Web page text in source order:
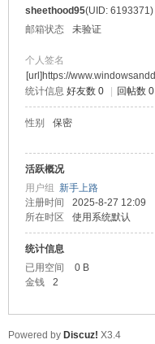
sheethood95(UID: 6193371)
邮箱状态
未验证
个人签名
[url]https://
统计信息 好友数 0 回帖数 0
性别 保密
活跃概况
用户组 新手上路
注册时间
2025-8-27 12:09
所在时区
使用系统默认
统计信息
已用空间
0 B
金钱
2
Powered by Discuz! X3.4